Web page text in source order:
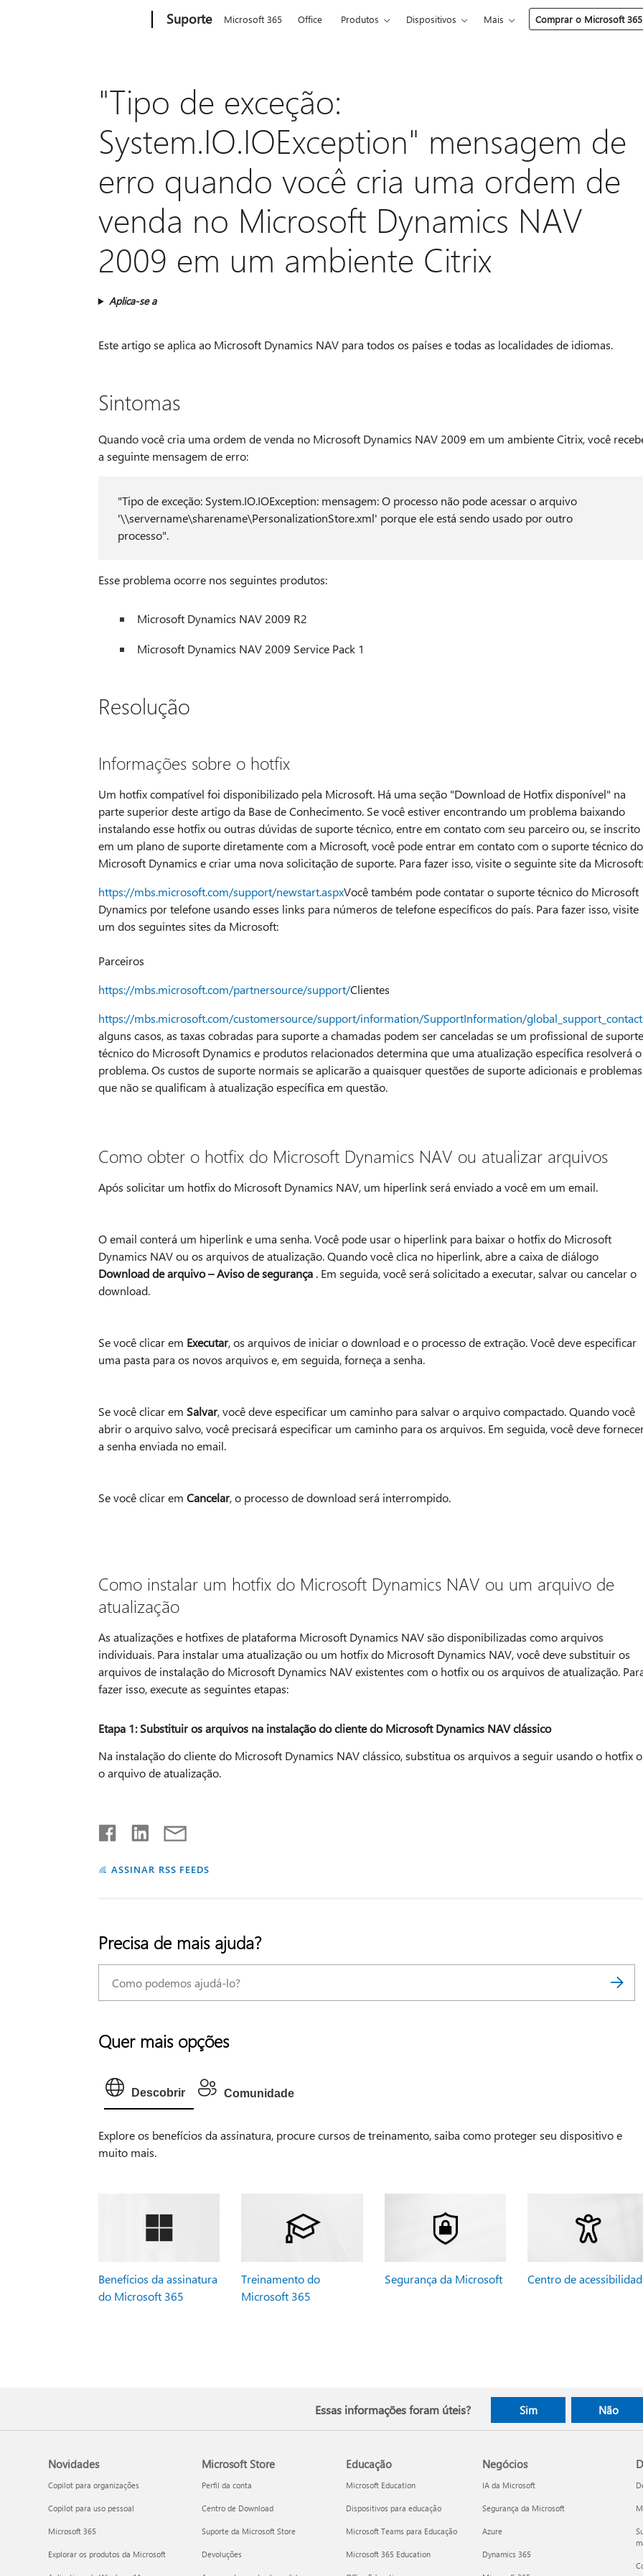
Suporte Microsoft 365 Office Produtos Dispositivos Mais Comprar o Microsoft 365
"Tipo de exceção:
System.IO.IOException" mensagem de
erro quando você cria uma ordem de
venda no Microsoft Dynamics NAV
2009 em um ambiente Citrix
Aplica-se a
Este artigo se aplica ao Microsoft Dynamics NAV para todos os países e todas as localidades de idiomas.
Sintomas
Quando você cria uma ordem de venda no Microsoft Dynamics NAV 2009 em um ambiente Citrix, você
a seguinte mensagem de erro:
"Tipo de exceção: System.IO.IOException: mensagem: O processo não pode acessar o arquivo
'\\servername\sharename\PersonalizationStore.xml' porque ele está sendo usado por outro
processo".
Esse problema ocorre nos seguintes produtos:
Microsoft Dynamics NAV 2009 R2
Microsoft Dynamics NAV 2009 Service Pack 1
Resolução
Informações sobre o hotfix
Um hotfix compatível foi disponibilizado pela Microsoft. Há uma seção "Download de Hotfix disponível" na
parte superior deste artigo da Base de Conhecimento. Se você estiver encontrando um problema baixando
instalando esse hotfix ou outras dúvidas de suporte técnico, entre em contato com seu parceiro ou, se inscrito
em um plano de suporte diretamente com a Microsoft, você pode entrar em contato com o suporte técnico do
Microsoft Dynamics e criar uma nova solicitação de suporte. Para fazer isso, visite o seguinte site da Microsoft:
https://mbs.microsoft.com/support/newstart.aspxVocê também pode contatar o suporte técnico do Microsoft
Dynamics por telefone usando esses links para números de telefone específicos do país. Para fazer isso, visite
um dos seguintes sites da Microsoft:
Parceiros
https://mbs.microsoft.com/partnersource/support/Clientes
https://mbs.microsoft.com/customersource/support/information/SupportInformation/
alguns casos, as taxas cobradas para suporte a chamadas podem ser canceladas se um profissional de suporte
técnico do Microsoft Dynamics e produtos relacionados determina que uma atualização específica resolverá o
problema. Os custos de suporte normais se aplicarão a quaisquer questões de suporte adicionais e problemas
que não se qualificam à atualização específica em questão.
Como obter o hotfix do Microsoft Dynamics NAV ou atualizar arquivos
Após solicitar um hotfix do Microsoft Dynamics NAV, um hiperlink será enviado a você em um email.
O email conterá um hiperlink e uma senha. Você pode usar o hiperlink para baixar o hotfix do Microsoft
Dynamics NAV ou os arquivos de atualização. Quando você clica no hiperlink, abre a caixa de diálogo
Download de arquivo – Aviso de segurança. Em seguida, você será solicitado a executar, salvar ou cancelar o
download.
Se você clicar em Executar, os arquivos de iniciar o download e o processo de extração. Você deve especificar
uma pasta para os novos arquivos e, em seguida, forneça a senha.
Se você clicar em Salvar, você deve especificar um caminho para salvar o arquivo compactado. Quando você
abrir o arquivo salvo, você precisará especificar um caminho para os arquivos. Em seguida, você deve
a senha enviada no email.
Se você clicar em Cancelar, o processo de download será interrompido.
Como instalar um hotfix do Microsoft Dynamics NAV ou um arquivo de
atualização
As atualizações e hotfixes de plataforma Microsoft Dynamics NAV são disponibilizadas como arquivos
individuais. Para instalar uma atualização ou um hotfix do Microsoft Dynamics NAV, você deve substituir os
arquivos de instalação do Microsoft Dynamics NAV existentes com o hotfix ou os arquivos de atualização.
fazer isso, execute as seguintes etapas:
Etapa 1: Substituir os arquivos na instalação do cliente do Microsoft Dynamics NAV clássico
Na instalação do cliente do Microsoft Dynamics NAV clássico, substitua os arquivos a seguir usando o hotfix
o arquivo de atualização.
ASSINAR RSS FEEDS
Precisa de mais ajuda?
Quer mais opções
Descobrir Comunidade
Explore os benefícios da assinatura, procure cursos de treinamento, saiba como proteger seu dispositivo e
muito mais.
Benefícios da assinatura
do Microsoft 365
Treinamento do
Microsoft 365
Segurança da Microsoft Centro de
Essas informações foram úteis? Sim Não
Novidades
Copilot para organizações
Copilot para uso pessoal
Microsoft 365
Explorar os produtos da Microsoft
Microsoft Store
Perfil da conta
Centro de Download
Suporte da Microsoft Store
Devoluções
Educação
Microsoft Education
Dispositivos para educação
Microsoft Teams para Educação
Microsoft 365 Education
Negócios
IA da Microsoft
Segurança da Microsoft
Azure
Dynamics 365